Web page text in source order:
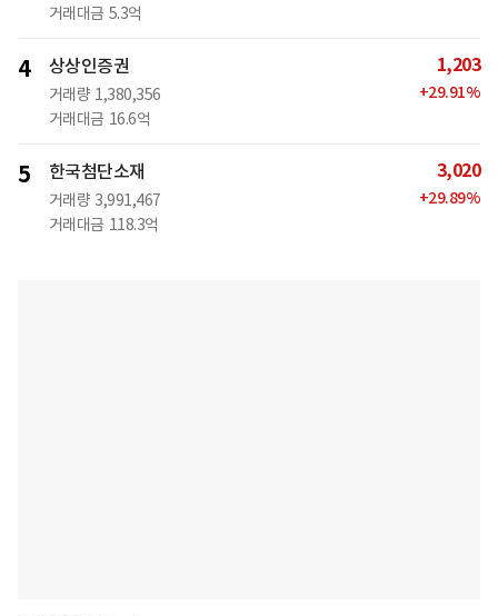
거래대금 5.3억
4 상상인증권
거래량 1,380,356
거래대금 16.6억
1,203
+29.91%
5 한국첨단소재
거래량 3,991,467
거래대금 118.3억
3,020
+29.89%